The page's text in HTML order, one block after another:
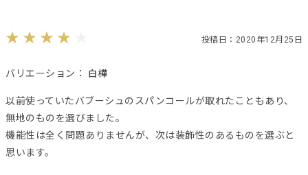
投稿日：2020年12月25日
バリエーション： 白樺
以前使っていたバブーシュのスパンコールが取れたこともあり、
無地のものを選びました。
機能性は全く問題ありませんが、次は装飾性のあるものを選ぶと
思います。